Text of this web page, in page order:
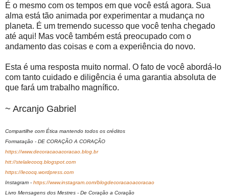
É o mesmo com os tempos em que você está agora. Sua
alma está tão animada por experimentar a mudança no
planeta. É um tremendo sucesso que você tenha chegado
até aqui! Mas você também está preocupado com o
andamento das coisas e com a experiência do novo.
Esta é uma resposta muito normal. O fato de você abordá-lo
com tanto cuidado e diligência é uma garantia absoluta de
que fará um trabalho magnífico.
~ Arcanjo Gabriel
Compartilhe com Ética mantendo todos os créditos
Formatação - DE CORAÇÃO A CORAÇÃO
https://www.decoracaoacoracao.blog.br
htt://stelalecocq.blogspot.com
https://lecocq.wordpress.com
Instagram - https://www.instagram.com/blogdecoracaoacoracao
Livro Mensagens dos Mestres - De Coração a Coração